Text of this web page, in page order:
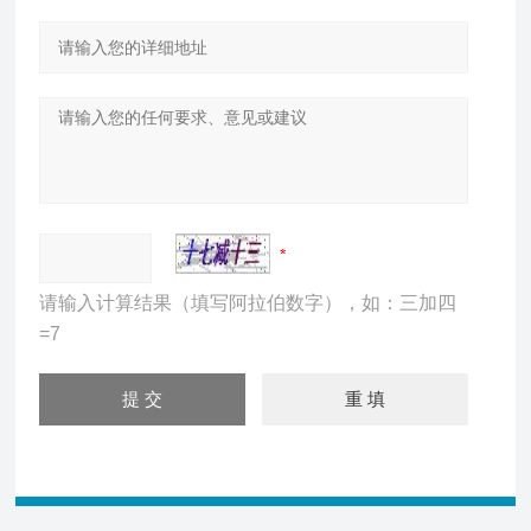
请输入计算结果（填写阿拉伯数字），如：三加四
=7